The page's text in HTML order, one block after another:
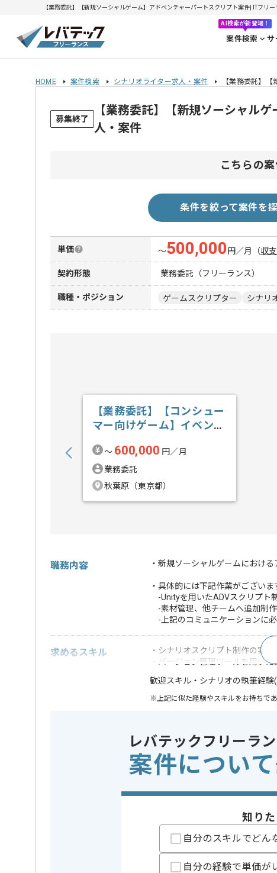
【業務委託】【新規ソーシャルゲーム】アドベンチャーパートスクリプト案件| ITフ
AI検索が新登場！
案件検索 サ
HOME 案件検索 シナリオライター求人・案件 【業務委託】
募集終了
【業務委託】【新規ソーシャル
人・案件
こちらの
条件を絞って案件を
単価 〜500,000 円／月 （収
契約形態 業務委託（フリーランス）
職種・ポジション ゲームスクリプター シナリ
【業務委託】【コンシュー
マー向けゲーム】イベント
件〜 600,000 円／月
業務委託
秋葉原（東京都）
職務内容 ・新規ソーシャルゲームにおけ
・具体的には下記作業がございま
-Unityを用いたADVスクリプト
-素材管理、他チームへ追加制
-上記のコミュニケーションに
求めるスキル
・シナリオスクリプト制作の実
・バージョン管理ツールを用い
歓迎スキル ・シナリオの執筆経
※上記に似た経験やスキルをお持ちで
この案件のポイント 業界
ソーシャル
業務内容
特徴
30代活躍中 ,
精算条件
有
精算基準時間
140時間〜
支払いサイト
レバテックフリーラ
案件について
知り
自分のスキルでどん
自分の経験で単価が